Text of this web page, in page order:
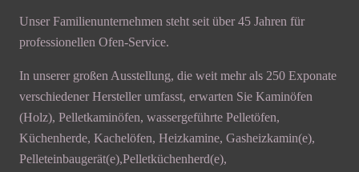
Unser Familienunternehmen steht seit über 45 Jahren für
professionellen Ofen-Service.
In unserer großen Ausstellung, die weit mehr als 250 Exponate
verschiedener Hersteller umfasst, erwarten Sie Kaminöfen
(Holz), Pelletkaminöfen, wassergeführte Pelletöfen,
Küchenherde, Kachelöfen, Heizkamine, Gasheizkamin(e),
Pelleteinbaugerät(e),Pelletküchenherd(e),